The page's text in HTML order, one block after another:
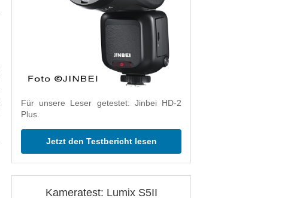
Für unsere Leser getestet: Jinbei HD-2
Plus.
Jetzt den Testbericht lesen
Kameratest: Lumix S5II